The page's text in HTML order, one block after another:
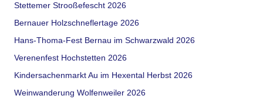
Stettemer Strooßefescht 2026
Bernauer Holzschneflertage 2026
Hans-Thoma-Fest Bernau im Schwarzwald 2026
Verenenfest Hochstetten 2026
Kindersachenmarkt Au im Hexental Herbst 2026
Weinwanderung Wolfenweiler 2026